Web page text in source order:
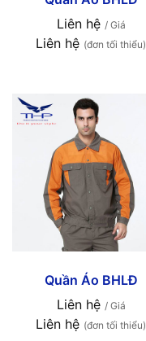
Liên hệ / Giá
Liên hệ (đơn tối thiểu)
Quần Áo BHLĐ
Liên hệ / Giá
Liên hệ (đơn tối thiểu)